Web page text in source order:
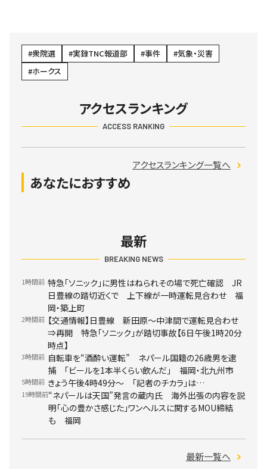
衆院選 実録TNC報道部 事件
気象・災害
ホークス
アクセスランキング
ACCESS RANKING
アクセスランキング一覧へ
あなたにおすすめ
最新
BREAKING NEWS
1時間前 特急「ソニック」に男性はねられその場で死亡確認 JR
日豊線の踏切近くで 上下線が一時運転見合わせ 福
岡・築上町
2時間前 【交通情報】日豊線 新田原～中津間で運転見合わせ
⇒再開 特急「ソニック」が踏切事故【6日午後1時20分
時点】
3時間前 自転車を“酒酔い運転” ネパール国籍の26歳男を逮
捕 「ビールを1本半くらい飲んだ」 福岡・北九州市
5時間前 きょう午後4時49分～ 「記者のチカラ」は…
19時間前“ネパールは天国”発言の蔵内氏 海外出張の内容を説
明「心の豊かさ感じた」ワンヘルスに関するMOU締結
も 福岡
最新一覧へ